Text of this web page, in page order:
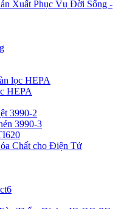
Xuất Phục Vụ Đời Sống -
lọc HEPA
HEPA
3990-2
3990-3
Chất cho Điện Tử